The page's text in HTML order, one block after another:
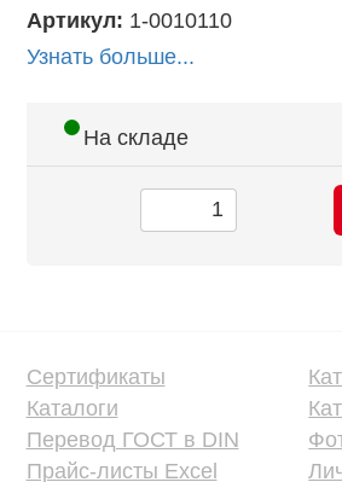
Артикул: 1-0010110
Узнать больше...
На складе
Сертификаты
Каталоги
Перевод ГОСТ в DIN
Прайс-листы Excel